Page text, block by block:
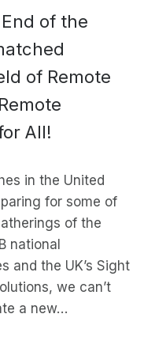
of the
of Remote
All!
in the United
for some of
of the
national
and the UK’s Sight
we can’t
a new…